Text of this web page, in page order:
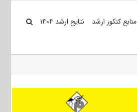
منابع کنکور ارشد نتایج ارشد ۱۴۰۴